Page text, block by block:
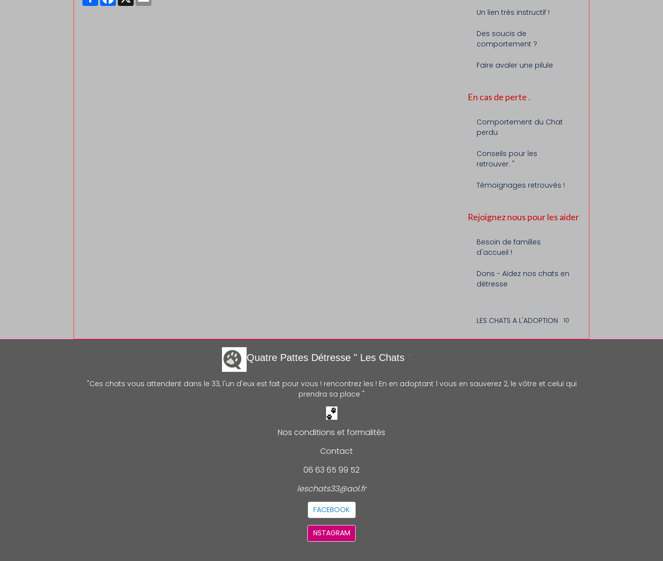
Un lien très instructif !
Des soucis de
comportement ?
Faire avaler une pilule
En cas de perte .
Comportement du Chat
perdu
Conseils pour les
retrouver. "
Témoignages retrouvés !
Rejoignez nous pour les aider
Besoin de familles
d'accueil !
Dons - Aidez nos chats en
détresse
LES CHATS A L'ADOPTION 10
Quatre Pattes Détresse " Les Chats "
"Ces chats vous attendent dans le 33, l'un d'eux est fait pour vous ! rencontrez les ! En en adoptant 1 vous en sauverez 2, le vôtre et celui qui
prendra sa place "
Nos conditions et formalités
Contact
06 63 65 99 52
leschats33@aol.fr
FACEBOOK
NSTAGRAM